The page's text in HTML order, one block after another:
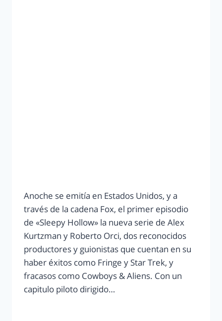
Anoche se emitía en Estados Unidos, y a
través de la cadena Fox, el primer episodio
de «Sleepy Hollow» la nueva serie de Alex
Kurtzman y Roberto Orci, dos reconocidos
productores y guionistas que cuentan en su
haber éxitos como Fringe y Star Trek, y
fracasos como Cowboys & Aliens. Con un
capitulo piloto dirigido…